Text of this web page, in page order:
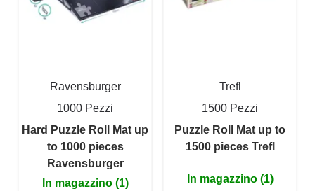
Ravensburger
1000 Pezzi
Hard Puzzle Roll Mat up
to 1000 pieces
Ravensburger
In magazzino (1)
Trefl
1500 Pezzi
Puzzle Roll Mat up to
1500 pieces Trefl
In magazzino (1)